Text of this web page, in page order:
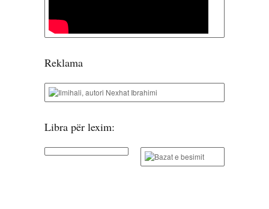
Reklama
Libra për lexim: